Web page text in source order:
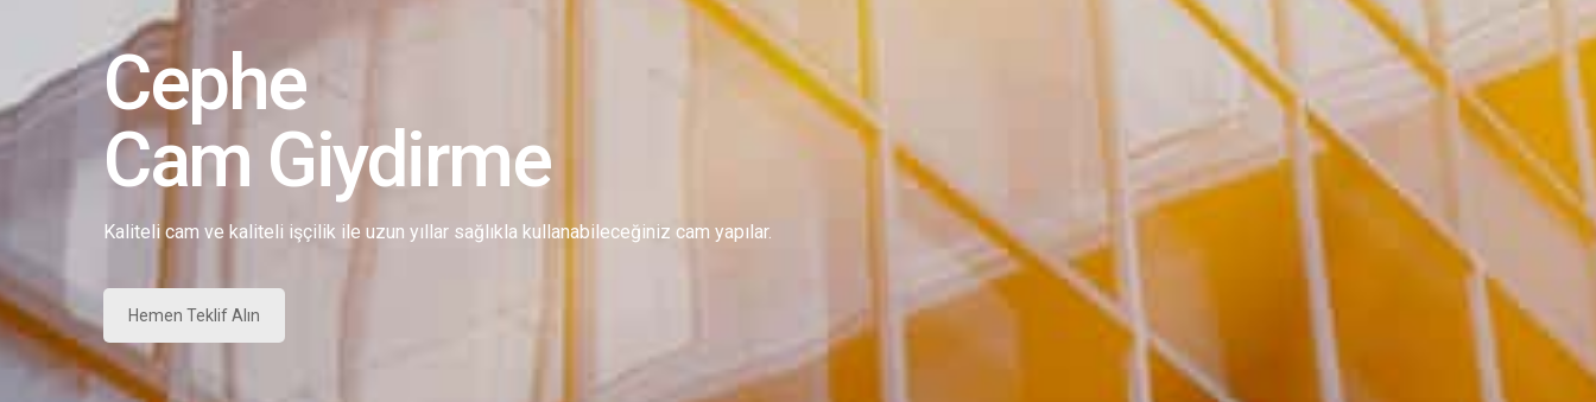
Cephe
Cam Giydirme
Kaliteli cam ve kaliteli işçilik ile uzun yıllar sağlıkla kullanabileceğiniz cam yapılar.
Hemen Teklif Alın